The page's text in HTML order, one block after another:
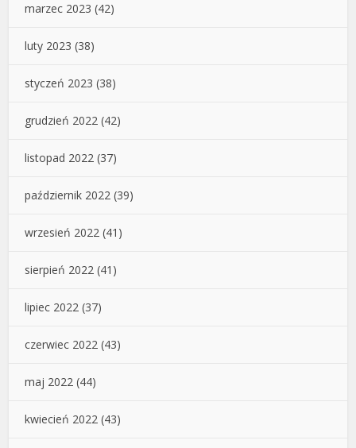
marzec 2023 (42)
luty 2023 (38)
styczeń 2023 (38)
grudzień 2022 (42)
listopad 2022 (37)
październik 2022 (39)
wrzesień 2022 (41)
sierpień 2022 (41)
lipiec 2022 (37)
czerwiec 2022 (43)
maj 2022 (44)
kwiecień 2022 (43)